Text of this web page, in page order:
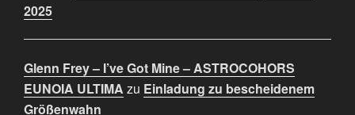
2025
Glenn Frey – I’ve Got Mine – ASTROCOHORS
EUNOIA ULTIMA zu Einladung zu bescheidenem
Größenwahn